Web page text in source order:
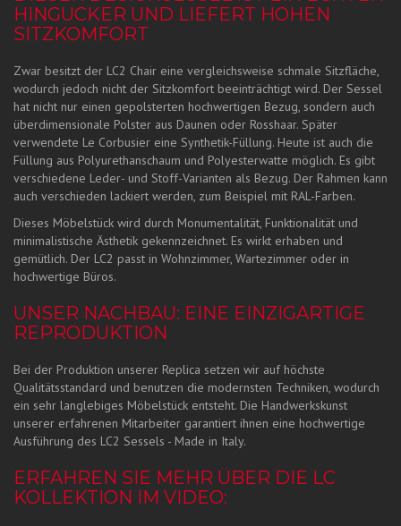
HINGUCKER UND LIEFERT HOHEN
SITZKOMFORT
Zwar besitzt der LC2 Chair eine vergleichsweise schmale Sitzfläche,
wodurch jedoch nicht der Sitzkomfort beeinträchtigt wird. Der Sessel
hat nicht nur einen gepolsterten hochwertigen Bezug, sondern auch
überdimensionale Polster aus Daunen oder Rosshaar. Später
verwendete Le Corbusier eine Synthetik-Füllung. Heute ist auch die
Füllung aus Polyurethanschaum und Polyesterwatte möglich. Es gibt
verschiedene Leder- und Stoff-Varianten als Bezug. Der Rahmen kann
auch verschieden lackiert werden, zum Beispiel mit RAL-Farben.
Dieses Möbelstück wird durch Monumentalität, Funktionalität und
minimalistische Ästhetik gekennzeichnet. Es wirkt erhaben und
gemütlich. Der LC2 passt in Wohnzimmer, Wartezimmer oder in
hochwertige Büros.
UNSER NACHBAU: EINE EINZIGARTIGE
REPRODUKTION
Bei der Produktion unserer Replica setzen wir auf höchste
Qualitätsstandard und benutzen die modernsten Techniken, wodurch
ein sehr langlebiges Möbelstück entsteht. Die Handwerkskunst
unserer erfahrenen Mitarbeiter garantiert ihnen eine hochwertige
Ausführung des LC2 Sessels - Made in Italy.
ERFAHREN SIE MEHR ÜBER DIE LC
KOLLEKTION IM VIDEO: